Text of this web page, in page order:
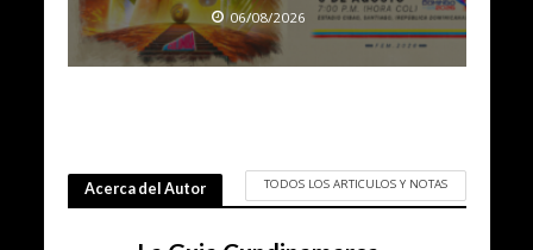
06/08/2026
Acerca del Autor TODOS LOS ARTICULOS Y NOTAS